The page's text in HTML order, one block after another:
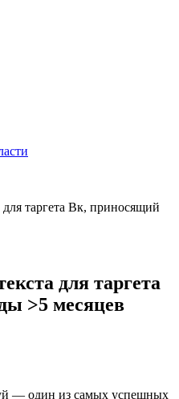
для таргета Вк, приносящий
для таргета
>5 месяцев
— один из самых успешных